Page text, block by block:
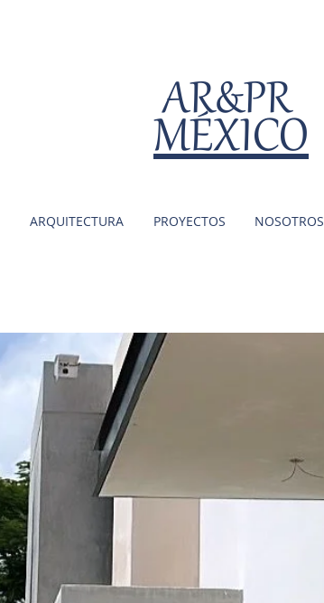
MÉXICO
AR&PR
ARQUITECTURA PROYECTOS NOSOTROS